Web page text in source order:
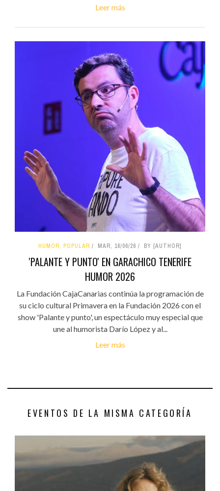
Leer más
HUMOR, POPULAR MAR, 16/06/26 BY [AUTHOR]
'PALANTE Y PUNTO' EN GARACHICO TENERIFE
HUMOR 2026
La Fundación CajaCanarias continúa la programación de
su ciclo cultural Primavera en la Fundación 2026 con el
show 'Palante y punto', un espectáculo muy especial que
une al humorista Darío López y al...
Leer más
EVENTOS DE LA MISMA CATEGORÍA